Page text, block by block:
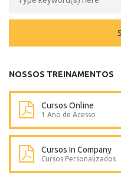
NOSSOS TREINAMENTOS
Cursos Online
1 Ano de Acesso
Cursos In Company
Cursos Personalizados